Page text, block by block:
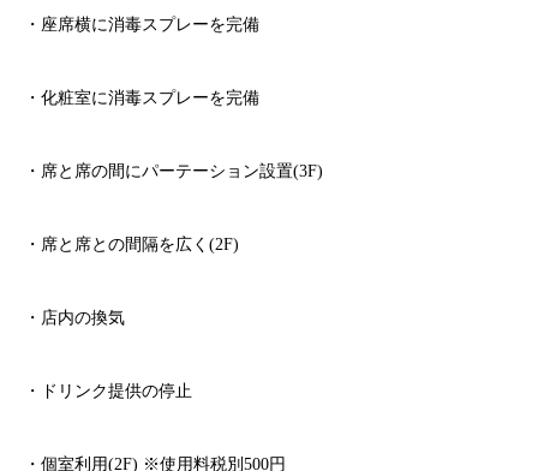
・座席横に消毒スプレーを完備
・化粧室に消毒スプレーを完備
・席と席の間にパーテーション設置(3F)
・席と席との間隔を広く (2F)
・店内の換気
・ドリンク提供の停止
・個室利用(2F) ※使用料税別 500円